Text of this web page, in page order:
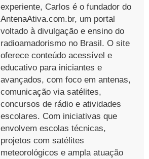
experiente, Carlos é o fundador do
AntenaAtiva.com.br, um portal
voltado à divulgação e ensino do
radioamadorismo no Brasil. O site
oferece conteúdo acessível e
educativo para iniciantes e
avançados, com foco em antenas,
comunicação via satélites,
concursos de rádio e atividades
escolares. Com iniciativas que
envolvem escolas técnicas,
projetos com satélites
meteorológicos e ampla atuação